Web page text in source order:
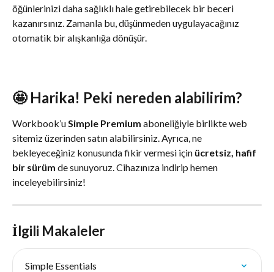
öğünlerinizi daha sağlıklı hale getirebilecek bir beceri
kazanırsınız. Zamanla bu, düşünmeden uygulayacağınız
otomatik bir alışkanlığa dönüşür.
🤩 Harika! Peki nereden alabilirim?
Workbook’u Simple Premium aboneliğiyle birlikte web
sitemiz üzerinden satın alabilirsiniz. Ayrıca, ne
bekleyeceğiniz konusunda fikir vermesi için ücretsiz, hafif
bir sürüm de sunuyoruz. Cihazınıza indirip hemen
inceleyebilirsiniz!
İlgili Makaleler
Simple Essentials